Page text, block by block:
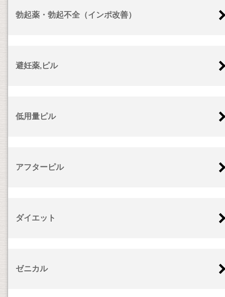
勃起薬・勃起不全（インポ改善）
避妊薬,ピル
低用量ピル
アフターピル
ダイエット
ゼニカル